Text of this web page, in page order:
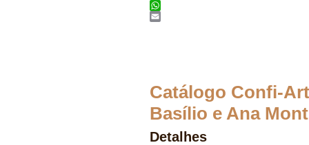
Twitter
WhatsApp
Catálogo Confi-
Basílio e Ana
Detalhes